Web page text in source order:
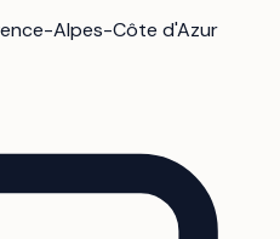
Alpes-Côte d'Azur